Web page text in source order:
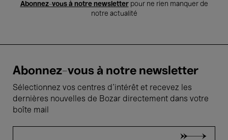
Abonnez-vous à notre newsletterpour ne rien manquer de
notre actualité
Abonnez-vous à notre newsletter
Sélectionnez vos centres d'intérêt et recevez les
dernières nouvelles de Bozar directement dans votre
boîte mail